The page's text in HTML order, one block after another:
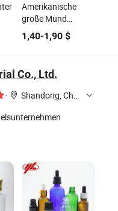
Amerikanische
große Mund
Unternehmensgeschenk
Wasserflasche
Großhandels
Wasserflasche mit
Griff Wasserflasche
1,40-1,90$
Co., Ltd.
·
Shandong, China